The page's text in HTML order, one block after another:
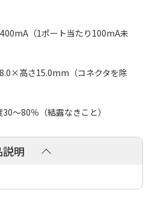
（1ポート当たり100mA未
高さ15.0mm（コネクタを除
～80％（結露なきこと）
明